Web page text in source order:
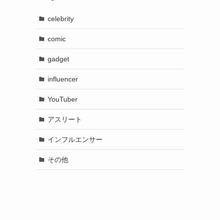
celebrity
comic
gadget
influencer
YouTuber
アスリート
インフルエンサー
その他